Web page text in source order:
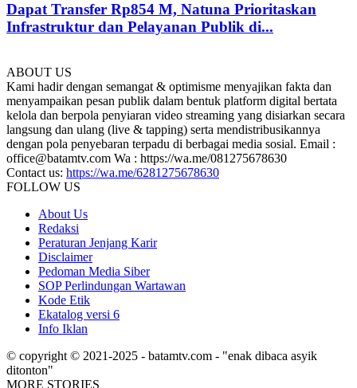
Dapat Transfer Rp854 M, Natuna Prioritaskan
Infrastruktur dan Pelayanan Publik di...
ABOUT US
Kami hadir dengan semangat & optimisme menyajikan fakta dan
menyampaikan pesan publik dalam bentuk platform digital bertata
kelola dan berpola penyiaran video streaming yang disiarkan secara
langsung dan ulang (live & tapping) serta mendistribusikannya
dengan pola penyebaran terpadu di berbagai media sosial. Email :
office@batamtv.com Wa : https://wa.me/081275678630
Contact us: https://wa.me/6281275678630
FOLLOW US
About Us
Redaksi
Peraturan Jenjang Karir
Disclaimer
Pedoman Media Siber
SOP Perlindungan Wartawan
Kode Etik
Ekatalog versi 6
Info Iklan
© copyright © 2021-2025 - batamtv.com - "enak dibaca asyik
ditonton"
MORE STORIES